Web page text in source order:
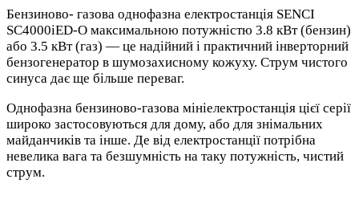
Бензиново- газова однофазна електростанція SENCI
SC4000iED-O максимальною потужністю 3.8 кВт (бензин)
або 3.5 кВт (газ) — це надійний і практичний інверторний
бензогенератор в шумозахисному кожуху. Струм чистого
синуса дає ще більше переваг.
Однофазна бензиново-газова мініелектростанція цієї серії
широко застосовуються для дому, або для знімальних
майданчиків та інше. Де від електростанції потрібна
невелика вага та безшумність на таку потужність, чистий
струм.